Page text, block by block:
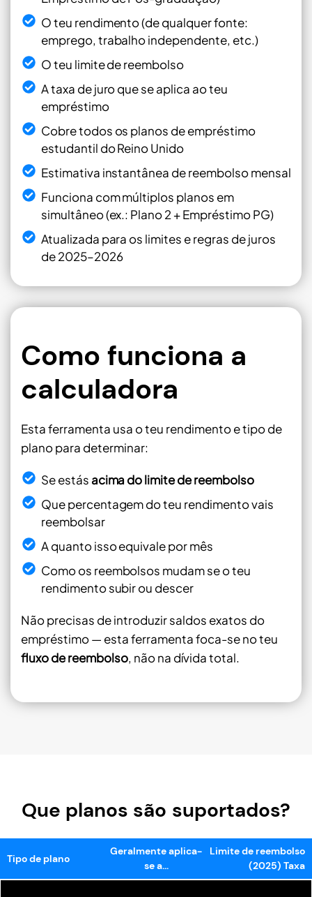
O teu rendimento (de qualquer fonte:
emprego, trabalho independente, etc.)
O teu limite de reembolso
A taxa de juro que se aplica ao teu
empréstimo
Cobre todos os planos de empréstimo
estudantil do Reino Unido
Estimativa instantânea de reembolso mensal
Funciona com múltiplos planos em
simultâneo (ex.: Plano 2 + Empréstimo PG)
Atualizada para os limites e regras de juros
de 2025–2026
Como funciona a
calculadora
Esta ferramenta usa o teu rendimento e tipo de
plano para determinar:
Se estás acima do limite de reembolso
Que percentagem do teu rendimento vais
reembolsar
A quanto isso equivale por mês
Como os reembolsos mudam se o teu
rendimento subir ou descer
Não precisas de introduzir saldos exatos do
empréstimo — esta ferramenta foca-se no teu
fluxo de reembolso, não na dívida total.
Que planos são suportados?
Tipo de plano
Geralmente aplica-
se a...
Limite de reembolso
(2025) Taxa